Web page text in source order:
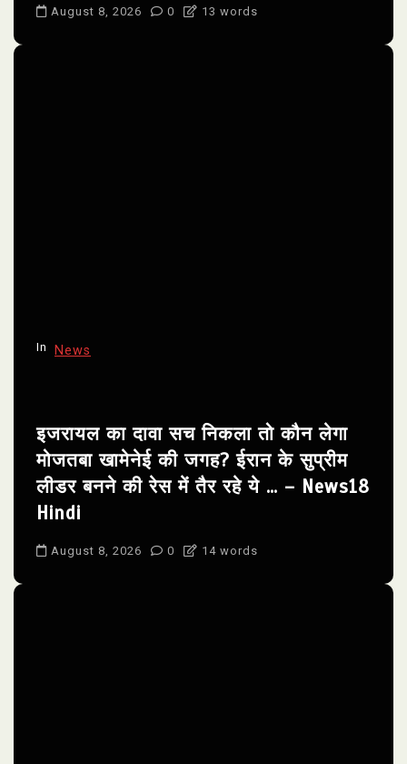
August 8, 2026 0 13 words
In News
इजरायल का दावा सच निकला तो कौन लेगा
मोजतबा खामेनेई की जगह? ईरान के सुप्रीम
लीडर बनने की रेस में तैर रहे ये … – News18
Hindi
August 8, 2026 0 14 words